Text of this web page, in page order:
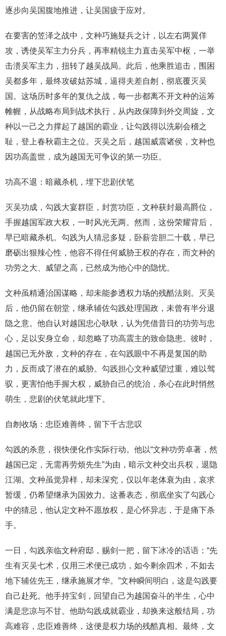
逐步向吴国腹地推进，让吴国疲于应对。
在要害的笠泽之战中，文种巧施疑兵之计，以左右两翼佯
攻，诱使吴军主力分兵，再率精锐主力直击吴军中枢，一举
击溃吴军主力，扭转了越吴战局。此后，他乘胜追击，围困
吴都多年，最终攻破姑苏城，逼得夫差自刎，彻底覆灭吴
国。这场历时多年的复仇之战，每一步都离不开文种的运筹
帷幄，从战略布局到战术执行，从内政保障到外交周旋，文
种以一己之力撑起了越国的霸业，让勾践得以洗刷会稽之
耻，登上春秋霸主之位。灭吴之后，越国威震诸侯，文种也
因功高盖世，成为越国无可争议的第一功臣。
功高不退：暗藏杀机，埋下悲剧伏笔
灭吴功成，勾践大宴群臣，封赏功臣，文种获封最高爵位，
手握越国军政大权，一时风光无两。然而，这份荣耀背后，
早已暗藏杀机。勾践为人猜忌多疑，卧薪尝胆二十载，早已
磨砺出狠辣心性，他容不得任何威胁王权的存在，而文种的
功劳之大、威望之高，已然成为他心中的隐忧。
文种虽精通治国谋略，却未能参透权力场的残酷法则。灭吴
后，他仍留在朝堂，继承辅佐勾践处理国政，未曾有半分退
隐之意。他自认对越国忠心耿耿，认为凭借昔日的功劳与忠
心，足以安身立命，却忽略了功高震主的致命隐患。彼时，
越国已无外敌，文种的存在，在勾践眼中不再是复国的助
力，反而成了潜在的威胁。勾践担心文种威望过重，难以驾
驭，更害怕他手握大权，威胁自己的统治，杀心在此时悄然
萌生，悲剧的伏笔就此埋下。
自刎收场：忠臣难善终，留下千古悲叹
勾践的杀意，很快便化作实际行动。他以“文种功劳卓著，然
越国已定，无需再劳烦先生”为由，暗示文种交出兵权，退隐
江湖。文种虽觉异样，却未深究，仅以年老体衰为由，哀求
暂缓，仍希望继承为国效力。这番表态，彻底坐实了勾践心
中的猜忌，他认定文种不愿放权，是心怀异志，于是痛下杀
手。
一日，勾践亲临文种府邸，赐剑一把，留下冰冷的话语：“先
生有灭吴七术，仅用三术便已成功，如今剩余四术，不如去
地下辅佐先王，继承施展才华。”文种瞬间明白，这是勾践要
自己赴死。他手持宝剑，回望自己为越国奋斗的半生，心中
满是悲凉与不甘。他助勾践成就霸业，却换来这般结局，功
高难容，忠臣难善终，这便是权力场的残酷真相。最终，文